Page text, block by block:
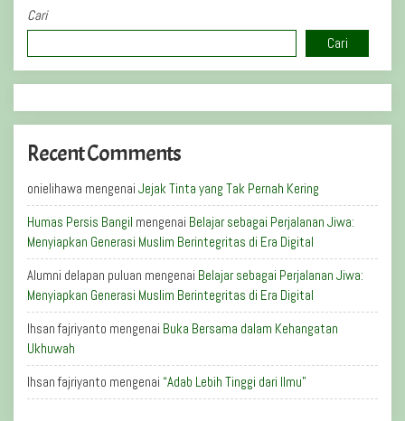
Cari
Cari
Recent Comments
onielihawa mengenai Jejak Tinta yang Tak Pernah Kering
Humas Persis Bangil mengenai Belajar sebagai Perjalanan Jiwa:
Menyiapkan Generasi Muslim Berintegritas di Era Digital
Alumni delapan puluan mengenai Belajar sebagai Perjalanan Jiwa:
Menyiapkan Generasi Muslim Berintegritas di Era Digital
Ihsan fajriyanto mengenai Buka Bersama dalam Kehangatan
Ukhuwah
Ihsan fajriyanto mengenai “Adab Lebih Tinggi dari Ilmu”